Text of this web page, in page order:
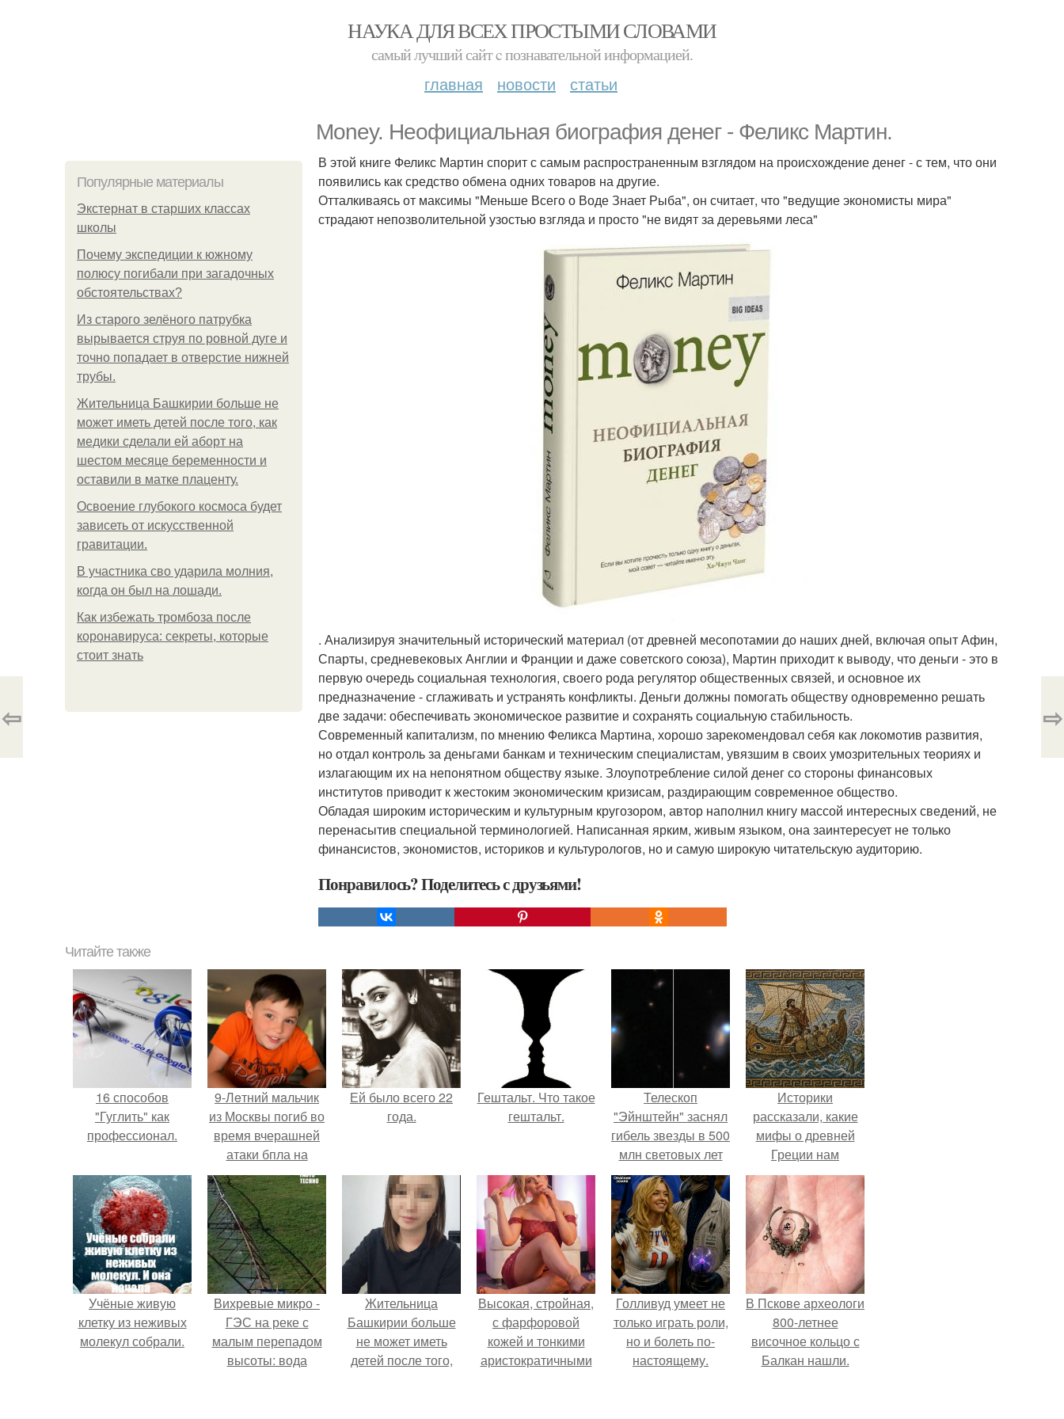
НАУКА ДЛЯ ВСЕХ ПРОСТЫМИ СЛОВАМИ
самый лучший сайт c познавательной информацией.
главная новости статьи
Money. Неофициальная биография денег - Феликс Мартин.
Популярные материалы
Экстернат в старших классах
школы
Почему экспедиции к южному
полюсу погибали при загадочных
обстоятельствах?
Из старого зелёного патрубка
вырывается струя по ровной дуге и
точно попадает в отверстие нижней
трубы.
Жительница Башкирии больше не
может иметь детей после того, как
медики сделали ей аборт на
шестом месяце беременности и
оставили в матке плаценту.
Освоение глубокого космоса будет
зависеть от искусственной
гравитации.
В участника сво ударила молния,
когда он был на лошади.
Как избежать тромбоза после
коронавируса: секреты, которые
стоит знать
В этой книге Феликс Мартин спорит с самым распространенным взглядом на происхождение денег - с тем, что они
появились как средство обмена одних товаров на другие.
Отталкиваясь от максимы "Меньше Всего о Воде Знает Рыба", он считает, что "ведущие экономисты мира"
страдают непозволительной узостью взгляда и просто "не видят за деревьями леса"
. Анализируя значительный исторический материал (от древней месопотамии до наших дней, включая опыт Афин,
Спарты, средневековых Англии и Франции и даже советского союза), Мартин приходит к выводу, что деньги - это в
первую очередь социальная технология, своего рода регулятор общественных связей, и основное их
предназначение - сглаживать и устранять конфликты. Деньги должны помогать обществу одновременно решать
две задачи: обеспечивать экономическое развитие и сохранять социальную стабильность.
Современный капитализм, по мнению Феликса Мартина, хорошо зарекомендовал себя как локомотив развития,
но отдал контроль за деньгами банкам и техническим специалистам, увязшим в своих умозрительных теориях и
излагающим их на непонятном обществу языке. Злоупотребление силой денег со стороны финансовых
институтов приводит к жестоким экономическим кризисам, раздирающим современное общество.
Обладая широким историческим и культурным кругозором, автор наполнил книгу массой интересных сведений, не
перенасытив специальной терминологией. Написанная ярким, живым языком, она заинтересует не только
финансистов, экономистов, историков и культурологов, но и самую широкую читательскую аудиторию.
Понравилось? Поделитесь с друзьями!
⇦ ⇨
Читайте также
16 способов
"Гуглить" как
профессионал.
9-Лeтний мaльчик
из Москвы погиб во
время вчерашней
атаки бпла на
пляже под
Геленджиком.
Ей было всего 22
года.
Гештальт. Что такое
гештальт.
Телескоп
"Эйнштейн" заснял
гибель звезды в 500
млн световых лет
от земли.
Историки
рассказали, какие
мифы о древней
Греции нам
навязало кино.
Учёные живую
клетку из неживых
молекул собрали.
Вихревые микро -
ГЭС на реке с
малым перепадом
высоты: вода
Жительница
Башкирии больше
не может иметь
детей после того,
Высокая, стройная,
с фарфоровой
кожей и тонкими
аристократичными
Голливуд умеет не
только играть роли,
но и болеть по-
настоящему.
В Пскове археологи
800-летнее
височное кольцо с
Балкан нашли.